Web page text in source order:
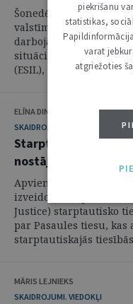
Šonedēļ Rīgā
valstīm, lai diskutētu
darbojas starptautiskās
situācijās. Šogad
(ESIL), kuru Eiropas ...
ELĪNA DINDENDORFA
SKAIDROJUMI. VIEDOKĻI
Starptautiskās
nostāja
Apvienoto Nāciju
izveidotā Starptautiskā
Justice) starptautisko
par Pasaules tiesu,
starptautiskajās
MĀRIS LEJNIEKS
SKAIDROJUMI. VIEDOKĻI
piekrišanu
statistikas,
varat
atgriežoties